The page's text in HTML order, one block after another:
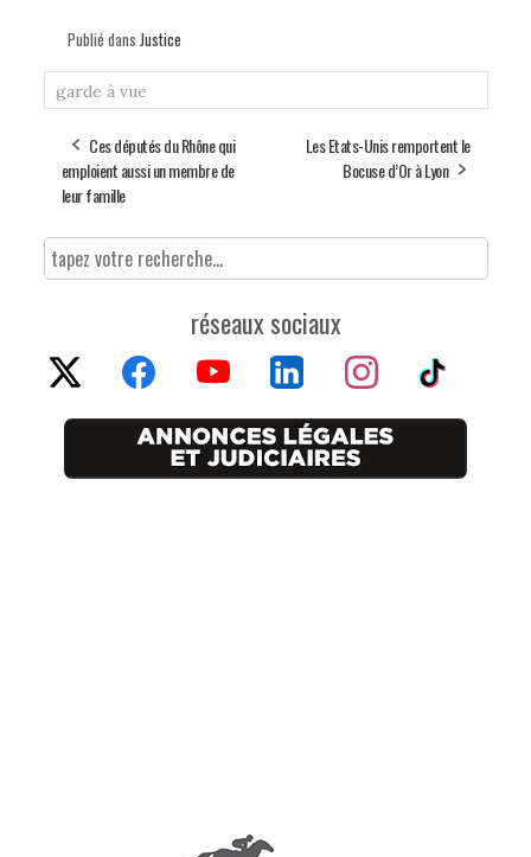
Publié dans Justice
garde à vue
Ces députés du Rhône qui
emploient aussi un membre de
leur famille
Les Etats-Unis remportent le
Bocuse d’Or à Lyon
réseaux sociaux